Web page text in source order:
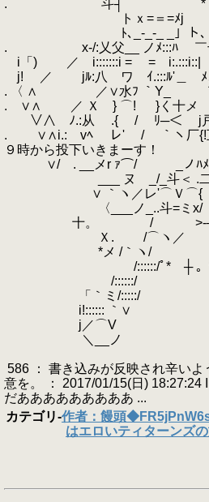
. 斗┤ *
トｘ=＝=ﾒj
ﾄ､_‐_‐_ _」ト
. x‐/:乂父__ ノﾒ:::ﾊ ￣
i「) ／ i:::::::i = =
j! ／ jﾙ:八 ワ ｲ.:::ﾙ'
. 〈 ∧ ／∨水ﾌ ｀
. ∨∧ ／ Ｘ } ⌒! }く
∨∧ ﾉ.:从 .{ / ﾘ─＜ j
. ∨∧i.: vﾍ レ' / ￣｀
９時から投下いきまーす！
∨/ゞ. __メr ｧ⌒/ _ノﾊ
___ ヌ _/_斗＜
∨ ｀ヽ／レ'⌒
〈___ノ_..斗=
十。 /
Ｘ. /⌒ヽ
*メ /｀ヽ/
/::::::/ﾟ* ┼ 。*
/::::::/
「｀ミ/:::::/
i!:::::: ｀∨
j／⌒V
＼__ノ
586 ： 書き込みが反映され辛い
意を。 ： 2017/01/15(日) 18:27:24
だあああああああああ ...
カテゴリ-作者：饅頭
はエロいティターンズ